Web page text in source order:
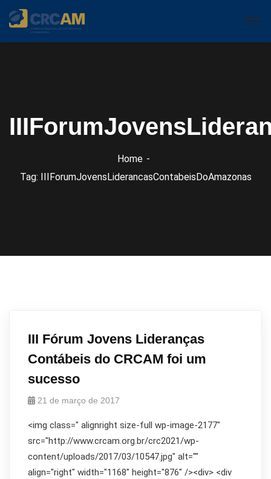
Home
Tag: IIIForumJovensLiderancasContabeisDoAmazonas
III Fórum Jovens Lideranças
Contábeis do CRCAM foi um
sucesso
21 de março de 2017
<img class=" alignright size-full wp-image-2177"
src="http://www.crcam.org.br/crc2021/wp-
content/uploads/2017/03/10547.jpg" alt=""
align="right" width="1168" height="876" /><div> <div